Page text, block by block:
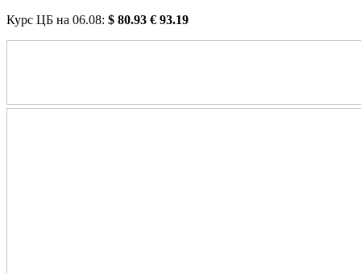
Курс ЦБ на 06.08: $ 80.93 € 93.19